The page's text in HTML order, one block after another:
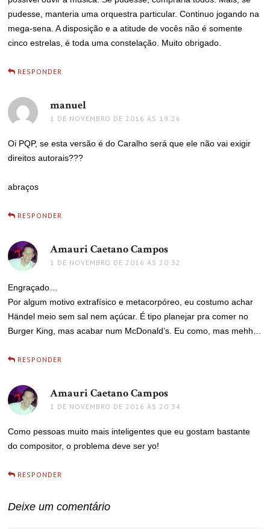
pudesse, manteria uma orquestra particular. Continuo jogando na
mega-sena. A disposição e a atitude de vocês não é somente
cinco estrelas, é toda uma constelação. Muito obrigado.
RESPONDER
manuel
1 DE NOVEMBRO DE 2016 ÀS 19:26
Oi PQP, se esta versão é do Caralho será que ele não vai exigir
direitos autorais???
abraços
RESPONDER
Amauri Caetano Campos
1 DE NOVEMBRO DE 2016 ÀS 20:32
Engraçado…
Por algum motivo extrafísico e metacorpóreo, eu costumo achar
Händel meio sem sal nem açúcar. É tipo planejar pra comer no
Burger King, mas acabar num McDonald’s. Eu como, mas mehh…
RESPONDER
Amauri Caetano Campos
1 DE NOVEMBRO DE 2016 ÀS 20:34
Como pessoas muito mais inteligentes que eu gostam bastante
do compositor, o problema deve ser yo!
RESPONDER
Deixe um comentário